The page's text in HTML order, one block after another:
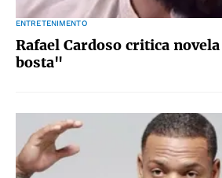
ENTRETENIMENTO
Rafael Cardoso critica
bosta"